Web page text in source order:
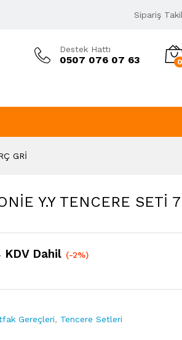
Sipariş
Destek Hattı
0507 076 07 63 0
GRİ
Y.Y TENCERE SETİ
KDV Dahil (-2%)
Gereçleri, Tencere Setleri